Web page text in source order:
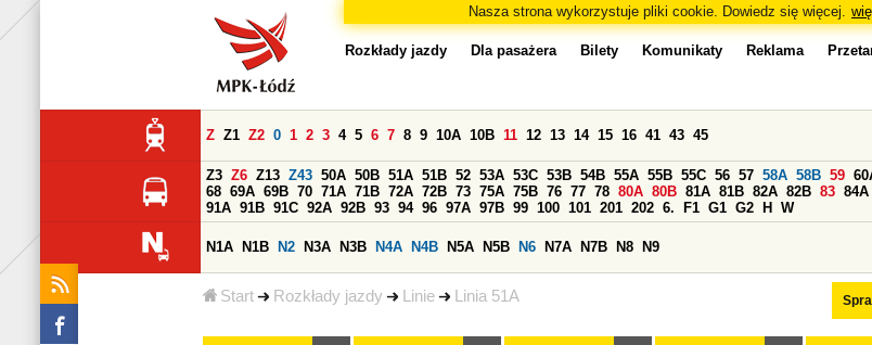
Nasza strona wykorzystuje pliki cookie. Dowiedz się więcej.
Start Rozkłady jazdy Linie Linia 51A
Rozkłady jazdy Dla pasażera Bilety Komunikaty Reklama
Z Z1 Z2 0 1 2 3 4 5 6 7 8 9 10A 10B 11 12 13 14 15 16 41 43 45
Z3 Z6 Z13 Z43 50A 50B 51A 51B 52 53A 53C 53B 54B 55A 55B 55C 56 57 58A 58B 59
68 69A 69B 70 71A 71B 72A 72B 73 75A 75B 76 77 78 80A 80B 81A 81B 82A 82B 83 84A
91A 91B 91C 92A 92B 93 94 96 97A 97B 99 100 101 201 202 6. F1 G1 G2 H W
N1A N1B N2 N3A N3B N4A N4B N5A N5B N6 N7A N7B N8 N9